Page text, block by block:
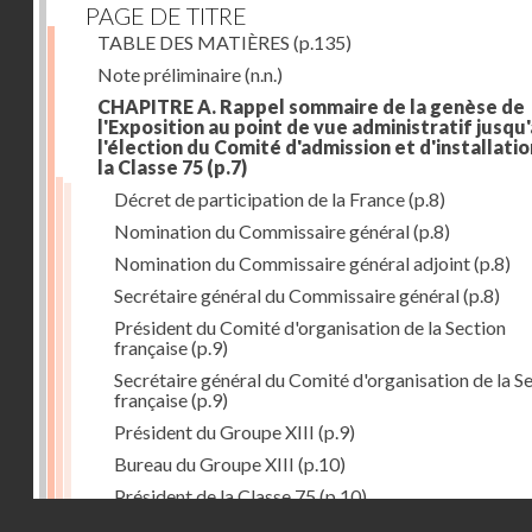
PAGE DE TITRE
TABLE DES MATIÈRES (p.135)
Note préliminaire(n.n.)
CHAPITRE A. Rappel sommaire de la genèse de
l'Exposition au point de vue administratif
l'élection du Comité d'admission et
la Classe 75 (p.7)
Décret de participation de la France(p.8)
Nomination du Commissaire général(p.8)
Nomination du Commissaire général adjoint(p.8)
Secrétaire général du Commissaire général(p.8)
Président du Comité d'organisation de la Section
française(p.9)
Secrétaire général du Comité d'organisation de la
française(p.9)
Président du Groupe XIII (p.9)
Bureau du Groupe XIII (p.10)
Président de la Classe 75(p.10)